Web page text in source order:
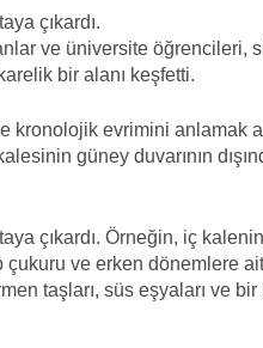
çıkardı.
ve üniversite öğrencileri,
bir alanı keşfetti.
kronolojik evrimini anlamak
güney duvarının
çıkardı. Örneğin, iç
çukuru ve erken dönemlere
taşları, süs eşyaları ve